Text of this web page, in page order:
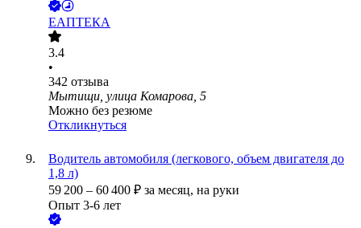
ЕАПТЕКА
3.4
•
342 отзыва
Мытищи, улица Комарова, 5
Можно без резюме
Откликнуться
Водитель автомобиля (легкового, объем двигателя до
1,8 л)
59 200 – 60 400 ₽ за месяц, на руки
Опыт 3-6 лет